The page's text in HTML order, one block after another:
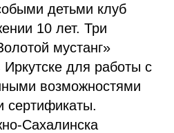
детьми клуб
10 лет. Три
мустанг»
для работы с
возможностями
сертификаты.
Сахалинска